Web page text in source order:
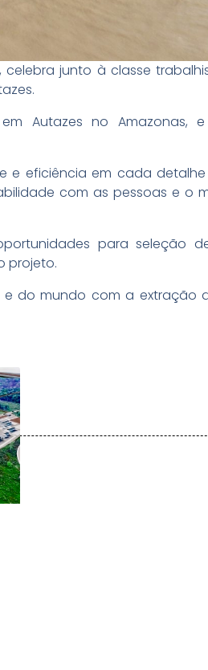
celebra junto à classe
Autazes no Amazonas,
e eficiência em cada
com as pessoas e o
para seleção
projeto.
e do mundo com a extração